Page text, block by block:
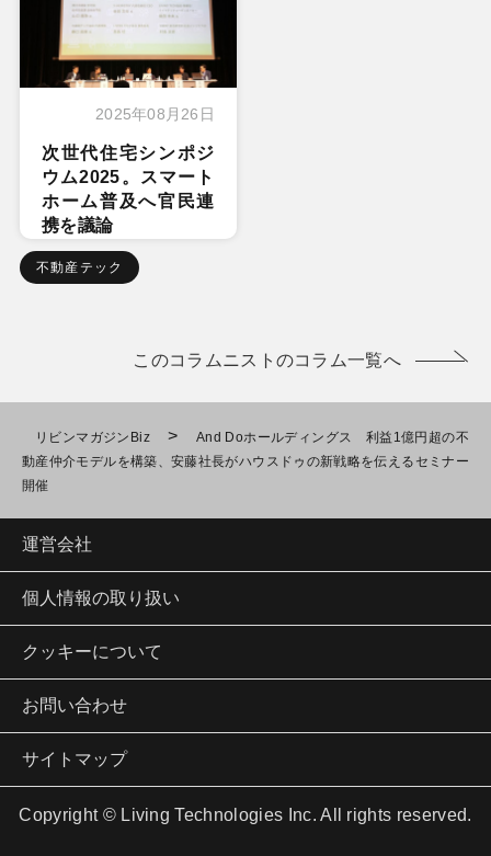
2025年08月26日
次世代住宅シンポジ
ウム2025。スマート
ホーム普及へ官民連
携を議論
不動産テック
このコラムニストのコラム一覧へ
リビンマガジンBiz >
And Doホールディングス 利益1億円超の不
動産仲介モデルを構築、安藤社長がハウスドゥの新戦略を伝えるセミナー
開催
運営会社
個人情報の取り扱い
クッキーについて
お問い合わせ
サイトマップ
Copyright © Living Technologies Inc. All rights reserved.